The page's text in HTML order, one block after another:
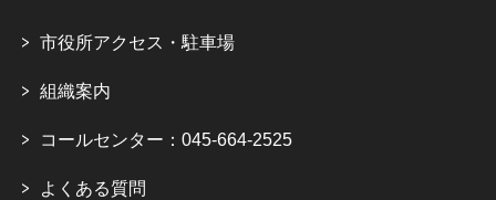
市役所アクセス・駐車場
組織案内
コールセンター：045-664-2525
よくある質問